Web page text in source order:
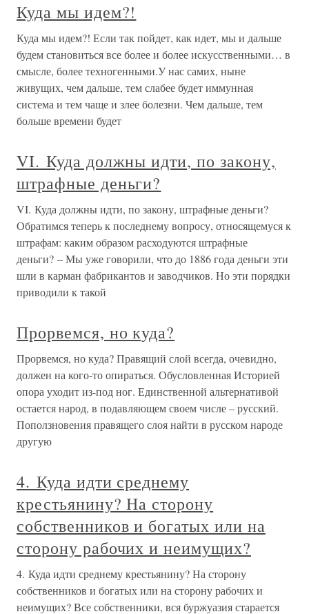
Куда мы идем?!
Куда мы идем?! Если так пойдет, как идет, мы и дальше
будем становиться все более и более искусственными… в
смысле, более техногенными.У нас самих, ныне
живущих, чем дальше, тем слабее будет иммунная
система и тем чаще и злее болезни. Чем дальше, тем
больше времени будет
VI. Куда должны идти, по закону,
штрафные деньги?
VI. Куда должны идти, по закону, штрафные деньги?
Обратимся теперь к последнему вопросу, относящемуся к
штрафам: каким образом расходуются штрафные
деньги? – Мы уже говорили, что до 1886 года деньги эти
шли в карман фабрикантов и заводчиков. Но эти порядки
приводили к такой
Прорвемся, но куда?
Прорвемся, но куда? Правящий слой всегда, очевидно,
должен на кого-то опираться. Обусловленная Историей
опора уходит из-под ног. Единственной альтернативой
остается народ, в подавляющем своем числе – русский.
Поползновения правящего слоя найти в русском народе
другую
4. Куда идти среднему
крестьянину? На сторону
собственников и богатых или на
сторону рабочих и неимущих?
4. Куда идти среднему крестьянину? На сторону
собственников и богатых или на сторону рабочих и
неимущих? Все собственники, вся буржуазия старается